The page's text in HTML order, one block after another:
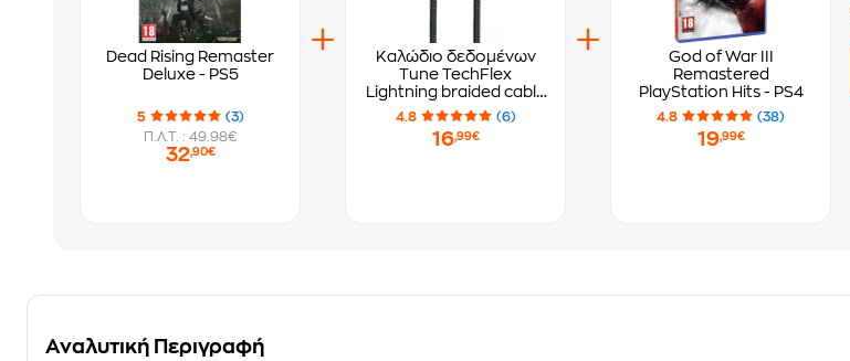
Dead Rising Remaster
Deluxe - PS5
5
(3)
Π.Λ.Τ. : 49.98€
32,90€
Καλώδιο δεδομένων
Tune TechFlex
Lightning braided cable
USB-C σε Lightning
1.5m - Black
4.8 (6)
16,99€
God of War III
Remastered
PlayStation Hits - PS4
4.8 (38)
19,99€
Αναλυτική Περιγραφή